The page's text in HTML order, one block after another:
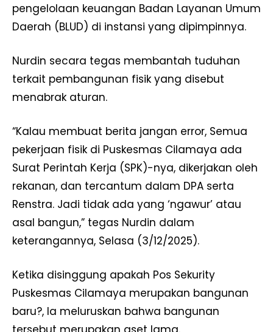
pengelolaan keuangan Badan Layanan Umum
Daerah (BLUD) di instansi yang dipimpinnya.
Nurdin secara tegas membantah tuduhan
terkait pembangunan fisik yang disebut
menabrak aturan.
“Kalau membuat berita jangan error, Semua
pekerjaan fisik di Puskesmas Cilamaya ada
Surat Perintah Kerja (SPK)-nya, dikerjakan oleh
rekanan, dan tercantum dalam DPA serta
Renstra. Jadi tidak ada yang ‘ngawur’ atau
asal bangun,” tegas Nurdin dalam
keterangannya, Selasa (3/12/2025).
Ketika disinggung apakah Pos Sekurity
Puskesmas Cilamaya merupakan bangunan
baru?, Ia meluruskan bahwa bangunan